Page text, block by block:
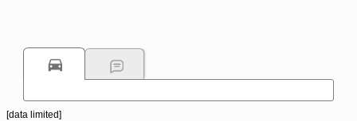
[data limited]